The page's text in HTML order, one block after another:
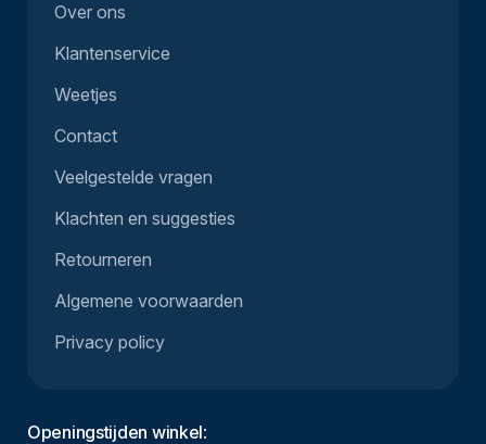
Over ons
Klantenservice
Weetjes
Contact
Veelgestelde vragen
Klachten en suggesties
Retourneren
Algemene voorwaarden
Privacy policy
Openingstijden winkel: